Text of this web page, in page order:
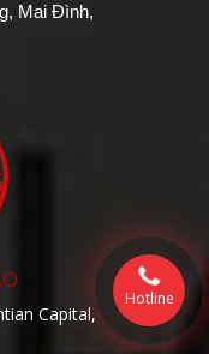
Mai Đình,
Capital,
Hotline